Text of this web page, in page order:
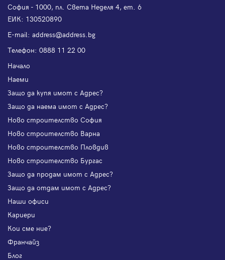
София - 1000, пл. Света Неделя 4, ет. 6
ЕИК: 130520890
Е-mail: address@address.bg
Телефон: 0888 11 22 00
Начало
Наеми
Защо да купя имот с Адрес?
Защо да наема имот с Адрес?
Ново строителство София
Ново строителство Варна
Ново строителство Пловдив
Ново строителство Бургас
Защо да продам имот с Адрес?
Защо да отдам имот с Адрес?
Наши офиси
Кариери
Кои сме ние?
Франчайз
Блог